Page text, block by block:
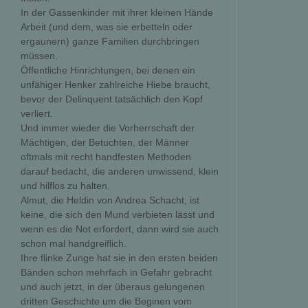
In der Gassenkinder mit ihrer kleinen Hände
Arbeit (und dem, was sie erbetteln oder
ergaunern) ganze Familien durchbringen
müssen.
Öffentliche Hinrichtungen, bei denen ein
unfähiger Henker zahlreiche Hiebe braucht,
bevor der Delinquent tatsächlich den Kopf
verliert.
Und immer wieder die Vorherrschaft der
Mächtigen, der Betuchten, der Männer 
oftmals mit recht handfesten Methoden
darauf bedacht, die anderen unwissend, klein
und hilflos zu halten.
Almut, die Heldin von Andrea Schacht, ist
keine, die sich den Mund verbieten lässt und
wenn es die Not erfordert, dann wird sie auch
schon mal handgreiflich.
Ihre flinke Zunge hat sie in den ersten beiden
Bänden schon mehrfach in Gefahr gebracht
und auch jetzt, in der überaus gelungenen
dritten Geschichte um die Beginen vom